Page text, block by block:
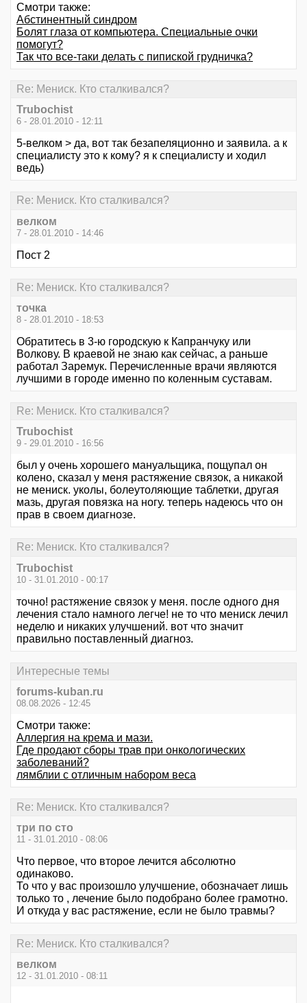
Смотри также:
Абстинентный синдром
Болят глаза от компьютера. Специальные очки
помогут?
Так что все-таки делать с пипиской грудничка?
Re: Мениск. Кто сталкивался?
Trubochist
6 - 28.01.2010 - 12:11
5-велком > да, вот так безапеляционно и заявила. а к
специалисту это к кому? я к специалисту и ходил
ведь)
Re: Мениск. Кто сталкивался?
велком
7 - 28.01.2010 - 14:46
Пост 2
Re: Мениск. Кто сталкивался?
точка
8 - 28.01.2010 - 18:53
Обратитесь в 3-ю городскую к Капранчуку или
Волкову. В краевой не знаю как сейчас, а раньше
работал Заремук. Перечисленные врачи являются
лучшими в городе именно по коленным суставам.
Re: Мениск. Кто сталкивался?
Trubochist
9 - 29.01.2010 - 16:56
был у очень хорошего мануальщика, пощупал он
колено, сказал у меня растяжение связок, а никакой
не мениск. уколы, болеутоляющие таблетки, другая
мазь, другая повязка на ногу. теперь надеюсь что он
прав в своем диагнозе.
Re: Мениск. Кто сталкивался?
Trubochist
10 - 31.01.2010 - 00:17
точно! растяжение связок у меня. после одного дня
лечения стало намного легче! не то что мениск лечил
неделю и никаких улучшений. вот что значит
правильно поставленный диагноз.
Интересные темы
forums-kuban.ru
08.08.2026 - 12:45
Смотри также:
Аллергия на крема и мази.
Где продают сборы трав при онкологических
заболеваний?
лямблии с отличным набором веса
Re: Мениск. Кто сталкивался?
три по сто
11 - 31.01.2010 - 08:06
Что первое, что второе лечится абсолютно
одинаково.
То что у вас произошло улучшение, обозначает лишь
только то , лечение было подобрано более грамотно.
И откуда у вас растяжение, если не было травмы?
Re: Мениск. Кто сталкивался?
велком
12 - 31.01.2010 - 08:11